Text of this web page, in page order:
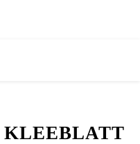
KLEEBLATT